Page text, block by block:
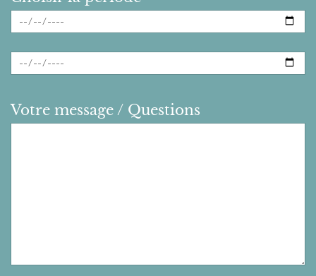
Votre message / Questions